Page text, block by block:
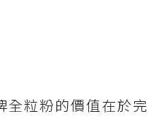
全粒粉的價值在於完